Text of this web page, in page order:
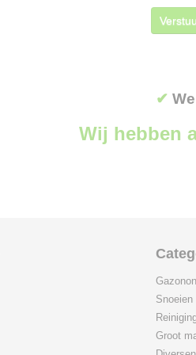
✔
Wij hebben
Snoeien
Groot